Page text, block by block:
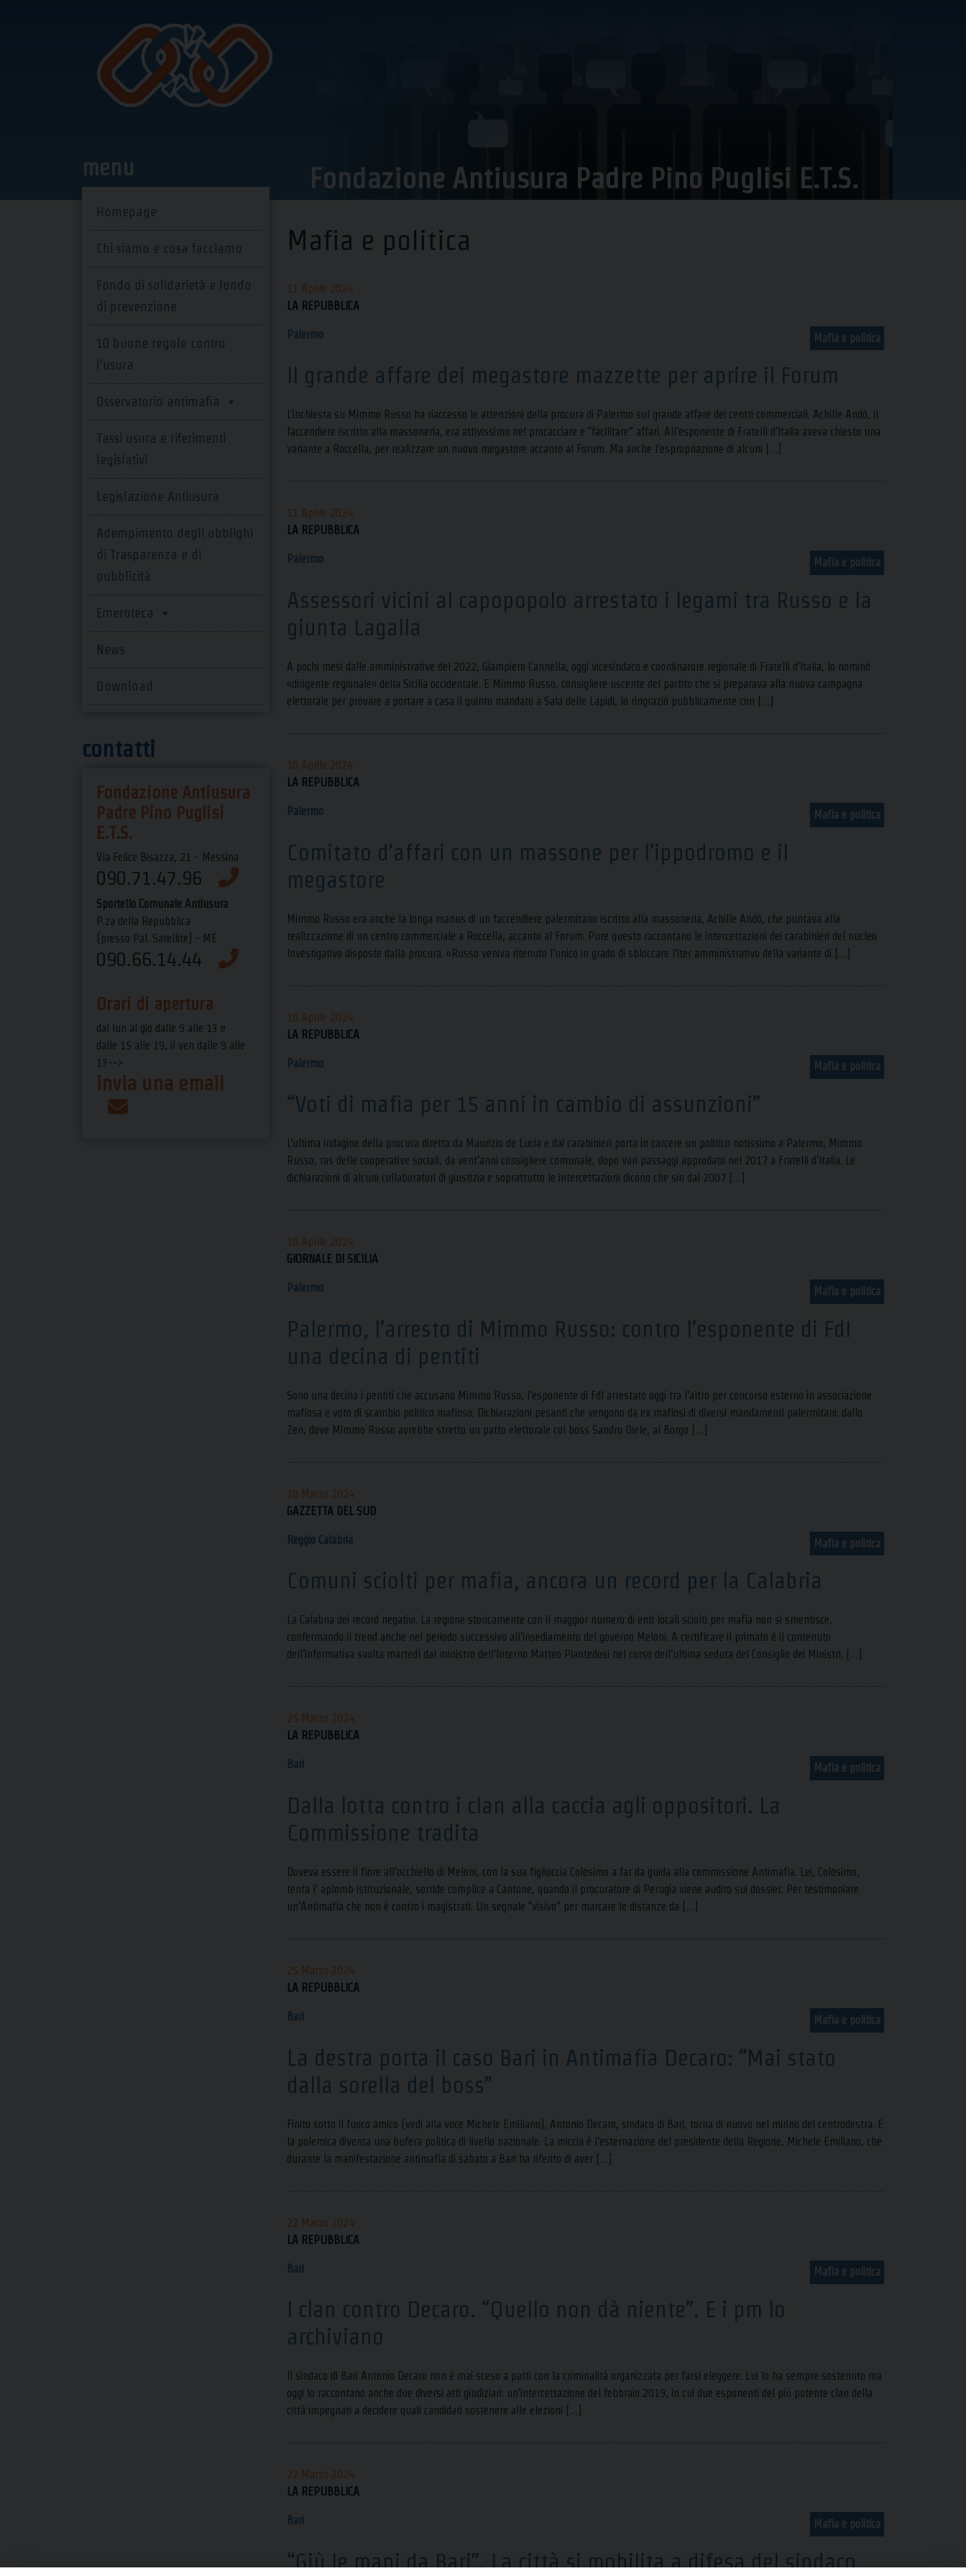
Fondazione Antiusura Padre Pino Puglisi E.T.S.
menu
Homepage
Chi siamo e cosa facciamo
Fondo di solidarietà e fondo
di prevenzione
10 buone regole contro
l’usura
Osservatorio antimafia
Tassi usura e riferimenti
legislativi
Legislazione Antiusura
Adempimento degli obblighi
di Trasparenza e di
pubblicità
Emeroteca
News
Download
contatti
Fondazione Antiusura
Padre Pino Puglisi
E.T.S.
Via Felice Bisazza, 21 - Messina
090.71.47.96
Sportello Comunale Antiusura
P.za della Repubblica
(presso Pal. Satellite) - ME
090.66.14.44
Orari di apertura
dal lun al gio dalle 9 alle 13 e
dalle 15 alle 19, il ven dalle 9 alle
13-->
invia una email
Mafia e politica
11 Aprile 2024
LA REPUBBLICA
Mafia e politica
Palermo
Il grande affare dei megastore mazzette per aprire il Forum
L’inchiesta su Mimmo Russo ha riaccesso le attenzioni della procura di Palermo sul grande affare dei centri commerciali. Achille Andò, il
faccendiere iscritto alla massoneria, era attivissimo nel procacciare e “facilitare” affari. All’esponente di Fratelli d’Italia aveva chiesto una
variante a Roccella, per realizzare un nuovo megastore accanto al Forum. Ma anche l’espropriazione di alcuni […]
11 Aprile 2024
LA REPUBBLICA
Mafia e politica
Palermo
Assessori vicini al capopopolo arrestato i legami tra Russo e la
giunta Lagalla
A pochi mesi dalle amministrative del 2022, Giampiero Cannella, oggi vicesindaco e coordinatore regionale di Fratelli d’Italia, lo nominò
«dirigente regionale» della Sicilia occidentale. E Mimmo Russo, consigliere uscente del partito che si preparava alla nuova campagna
elettorale per provare a portare a casa il quinto mandato a Sala delle Lapidi, lo ringraziò pubblicamente con […]
10 Aprile 2024
LA REPUBBLICA
Mafia e politica
Palermo
Comitato d’affari con un massone per l’ippodromo e il
megastore
Mimmo Russo era anche la longa manus di un faccendiere palermitano iscritto alla massoneria, Achille Andò, che puntava alla
realizzazione di un centro commerciale a Roccella, accanto al Forum. Pure questo raccontano le intercettazioni dei carabinieri del nucleo
Investigativo disposte dalla procura. «Russo veniva ritenuto l’unico in grado di sbloccare l’iter amministrativo della variante di […]
10 Aprile 2024
LA REPUBBLICA
Mafia e politica
Palermo
“Voti di mafia per 15 anni in cambio di assunzioni”
L’ultima indagine della procura diretta da Maurizio de Lucia e dai carabinieri porta in carcere un politico notissimo a Palermo, Mimmo
Russo, ras delle cooperative sociali, da vent’anni consigliere comunale, dopo vari passaggi approdato nel 2017 a Fratelli d’Italia. Le
dichiarazioni di alcuni collaboratori di giustizia e soprattutto le intercettazioni dicono che sin dal 2007 […]
10 Aprile 2024
GIORNALE DI SICILIA
Mafia e politica
Palermo
Palermo, l’arresto di Mimmo Russo: contro l’esponente di FdI
una decina di pentiti
Sono una decina i pentiti che accusano Mimmo Russo, l’esponente di FdI arrestato oggi tra l’altro per concorso esterno in associazione
mafiosa e voto di scambio politico mafioso. Dichiarazioni pesanti che vengono da ex mafiosi di diversi mandamenti palermitani: dallo
Zen, dove Mimmo Russo avrebbe stretto un patto elettorale col boss Sandro Diele, al Borgo […]
28 Marzo 2024
GAZZETTA DEL SUD
Mafia e politica
Reggio Calabria
Comuni sciolti per mafia, ancora un record per la Calabria
La Calabria dei record negativi. La regione storicamente con il maggior numero di enti locali sciolti per mafia non si smentisce,
confermando il trend anche nel periodo successivo all’insediamento del governo Meloni. A certificare il primato è il contenuto
dell’informativa svolta martedì dal ministro dell’Interno Matteo Piantedosi nel corso dell’ultima seduta del Consiglio dei Ministri. […]
25 Marzo 2024
LA REPUBBLICA
Mafia e politica
Bari
Dalla lotta contro i clan alla caccia agli oppositori. La
Commissione tradita
Doveva essere il fiore all’occhiello di Meloni, con la sua figlioccia Colosimo a far da guida alla commissione Antimafia. Lei, Colosimo,
tenta l’ aplomb istituzionale, sorride complice a Cantone, quando il procuratore di Perugia viene audito sui dossier. Per testimoniare
un’Antimafia che non è contro i magistrati. Un segnale “visivo” per marcare le distanze da […]
25 Marzo 2024
LA REPUBBLICA
Mafia e politica
Bari
La destra porta il caso Bari in Antimafia Decaro: “Mai stato
dalla sorella del boss”
Finito sotto il fuoco amico (vedi alla voce Michele Emiliano), Antonio Decaro, sindaco di Bari, torna di nuovo nel mirino del centrodestra. E
la polemica diventa una bufera politica di livello nazionale. La miccia è l’esternazione del presidente della Regione, Michele Emiliano, che
durante la manifestazione antimafia di sabato a Bari ha riferito di aver […]
22 Marzo 2024
LA REPUBBLICA
Mafia e politica
Bari
I clan contro Decaro. “Quello non dà niente”. E i pm lo
archiviano
Il sindaco di Bari Antonio Decaro non è mai sceso a patti con la criminalità organizzata per farsi eleggere. Lui lo ha sempre sostenuto ma
oggi lo raccontano anche due diversi atti giudiziari: un’intercettazione del febbraio 2019, in cui due esponenti del più potente clan della
città impegnati a decidere quali candidati sostenere alle elezioni […]
22 Marzo 2024
LA REPUBBLICA
Mafia e politica
Bari
“Giù le mani da Bari”. La città si mobilita a difesa del sindaco